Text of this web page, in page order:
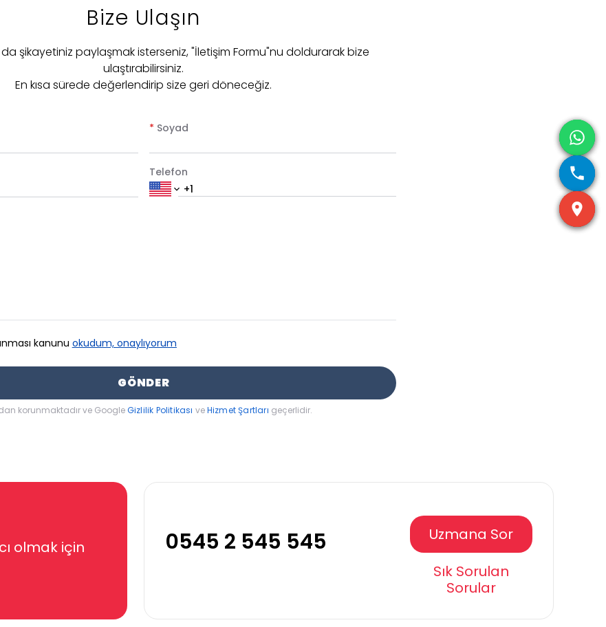
Bize Ulaşın
şikayetiniz paylaşmak isterseniz, "İletişim Formu"nu doldurarak bize
ulaştırabilirsiniz.
En kısa sürede değerlendirip size geri döneceğiz.
* Soyad
Telefon
kanunu okudum, onaylıyorum
GÖNDER
korunmaktadır ve GoogleGizlilik Politikası veHizmet Şartları geçerlidir.
olmak için
0545 2 545 545
Uzmana Sor
Sık Sorulan
Sorular